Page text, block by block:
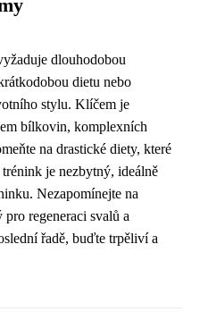
dlouhodobou
dietu nebo
stylu. Klíčem je
bílkovin, komplexních
na drastické diety, které
je nezbytný, ideálně
Nezapomínejte na
regeneraci svalů a
řadě, buďte trpěliví a